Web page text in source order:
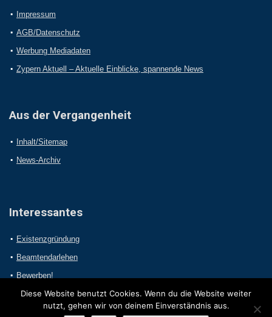
Impressum
AGB/Datenschutz
Werbung Mediadaten
Zypern Aktuell – Aktuelle Einblicke, spannende News
Aus der Vergangenheit
Inhalt/Sitemap
News-Archiv
Interessantes
Existenzgründung
Beamtendarlehen
Bewerben!
Diese Website benutzt Cookies. Wenn du die Website weiter
nutzt, gehen wir von deinem Einverständnis aus.